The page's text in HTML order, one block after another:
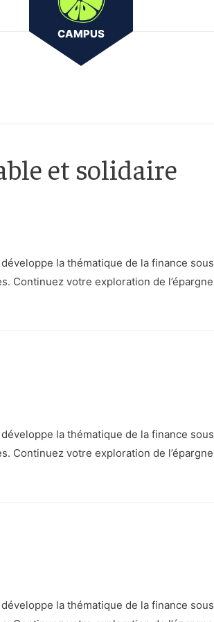
CAMPUS
et solidaire
la thématique de la finance sous
Continuez votre exploration de l’épargne
la thématique de la finance sous
Continuez votre exploration de l’épargne
la thématique de la finance sous